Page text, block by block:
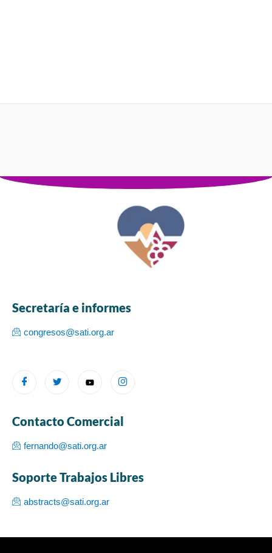
Secretaría e informes
congresos@sati.org.ar
Contacto Comercial
fernando@sati.org.ar
Soporte Trabajos Libres
abstracts@sati.org.ar